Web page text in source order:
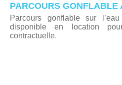
PARCOURS GONFLABLE
Parcours gonflable sur
disponible en location
contractuelle.